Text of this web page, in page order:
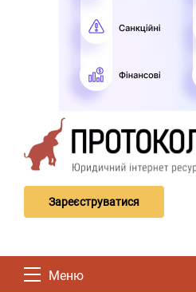
Зареєструватися
Меню